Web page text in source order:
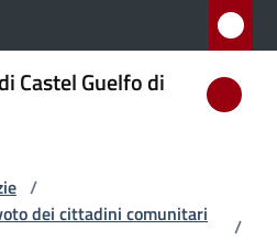
Castel Guelfo di
/
dei cittadini comunitari
/